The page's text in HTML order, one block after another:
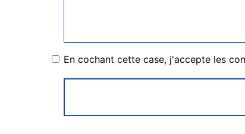
En cochant cette case, j'accepte les